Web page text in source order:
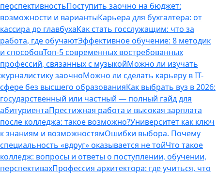
перспективностьПоступить заочно на бюджет:
возможности и вариантыКарьера для бухгалтера: от
кассира до главбухаКак стать госслужащим: что за
работа, где обучаютЭффективное обучение: 8 методик
и способовТоп-5 современных востребованных
профессий, связанных с музыкойМожно ли изучать
журналистику заочноМожно ли сделать карьеру в IT-
сфере без высшего образованияКак выбрать вуз в 2026:
государственный или частный — полный гайд для
абитуриентаПрестижная работа и высокая зарплата
после колледжа: такое возможно?Университет как ключ
к знаниям и возможностямОшибки выбора. Почему
специальность «вдруг» оказывается не тойЧто такое
колледж: вопросы и ответы о поступлении, обучении,
перспективахПрофессия архитектора: где учиться, что